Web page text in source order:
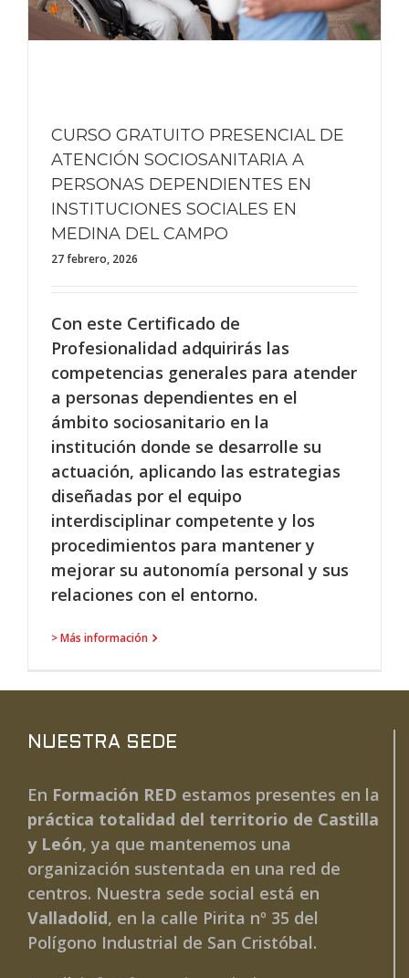
CURSO GRATUITO PRESENCIAL DE
ATENCIÓN SOCIOSANITARIA A
PERSONAS DEPENDIENTES EN
INSTITUCIONES SOCIALES EN
MEDINA DEL CAMPO
27 febrero, 2026
Con este Certificado de
Profesionalidad adquirirás las
competencias generales para atender
a personas dependientes en el
ámbito sociosanitario en la
institución donde se desarrolle su
actuación, aplicando las estrategias
diseñadas por el equipo
interdisciplinar competente y los
procedimientos para mantener y
mejorar su autonomía personal y sus
relaciones con el entorno.
> Más información
NUESTRA SEDE
En Formación RED estamos presentes en la
práctica totalidad del territorio de Castilla
y León, ya que mantenemos una
organización sustentada en una red de
centros. Nuestra sede social está en
Valladolid, en la calle Pirita nº 35 del
Polígono Industrial de San Cristóbal.